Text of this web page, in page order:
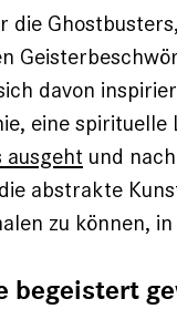
die
davon
eine spirituelle
ausgeht und
abstrakte
zu können,
begeistert